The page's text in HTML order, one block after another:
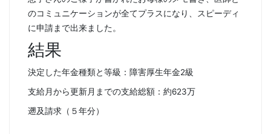
のコミュニケーションが全てプラスになり、スピーディ
に申請まで出来ました。
結果
決定した年金種類と等級：障害厚生年金2級
支給月から更新月までの支給総額：約623万
遡及請求（５年分）